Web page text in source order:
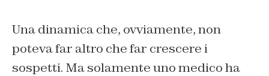
Una dinamica che, ovviamente, non
poteva far altro che far crescere i
sospetti. Ma solamente uno medico ha